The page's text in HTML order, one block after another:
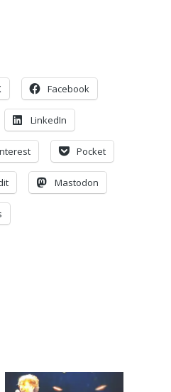
Facebook
LinkedIn
Pocket
Mastodon